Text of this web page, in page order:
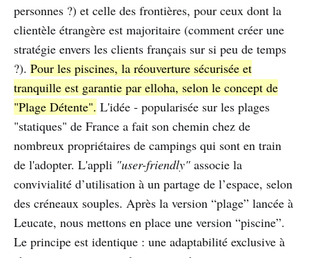
personnes ?) et celle des frontières, pour ceux dont la
clientèle étrangère est majoritaire (comment créer une
stratégie envers les clients français sur si peu de temps
?). Pour les piscines, la réouverture sécurisée et
tranquille est garantie par elloha, selon le concept de
"Plage Détente". L'idée - popularisée sur les plages
"statiques" de France a fait son chemin chez de
nombreux propriétaires de campings qui sont en train
de l'adopter. L'appli "user-friendly" associe la
convivialité d’utilisation à un partage de l’espace, selon
des créneaux souples. Après la version “plage” lancée à
Leucate, nous mettons en place une version “piscine”.
Le principe est identique : une adaptabilité exclusive à